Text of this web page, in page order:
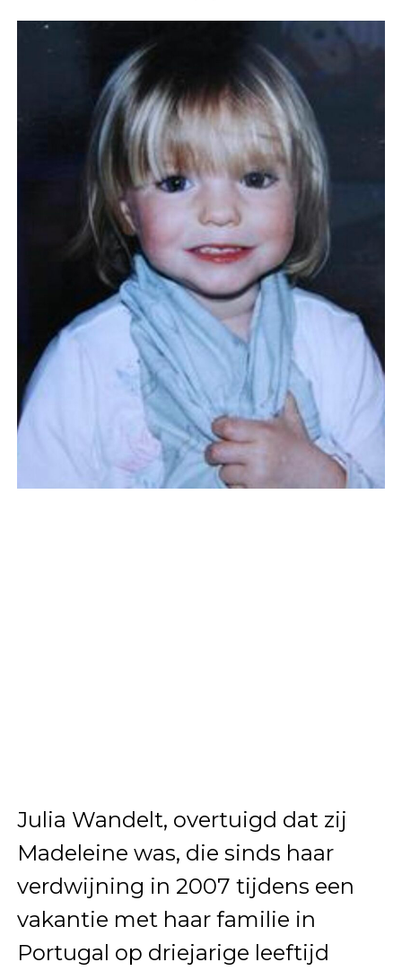
Julia Wandelt, overtuigd dat zij
Madeleine was, die sinds haar
verdwijning in 2007 tijdens een
vakantie met haar familie in
Portugal op driejarige leeftijd